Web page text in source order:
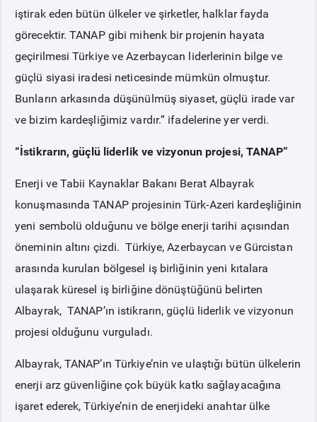
iştirak eden bütün ülkeler ve şirketler, halklar fayda
görecektir. TANAP gibi mihenk bir projenin hayata
geçirilmesi Türkiye ve Azerbaycan liderlerinin bilge ve
güçlü siyasi iradesi neticesinde mümkün olmuştur.
Bunların arkasında düşünülmüş siyaset, güçlü irade var
ve bizim kardeşliğimiz vardır.” ifadelerine yer verdi.
“İstikrarın, güçlü liderlik ve vizyonun projesi, TANAP”
Enerji ve Tabii Kaynaklar Bakanı Berat Albayrak
konuşmasında TANAP projesinin Türk-Azeri kardeşliğinin
yeni sembolü olduğunu ve bölge enerji tarihi açısından
öneminin altını çizdi. Türkiye, Azerbaycan ve Gürcistan
arasında kurulan bölgesel iş birliğinin yeni kıtalara
ulaşarak küresel iş birliğine dönüştüğünü belirten
Albayrak, TANAP’ın istikrarın, güçlü liderlik ve vizyonun
projesi olduğunu vurguladı.
Albayrak, TANAP’ın Türkiye’nin ve ulaştığı bütün ülkelerin
enerji arz güvenliğine çok büyük katkı sağlayacağına
işaret ederek, Türkiye’nin de enerjideki anahtar ülke